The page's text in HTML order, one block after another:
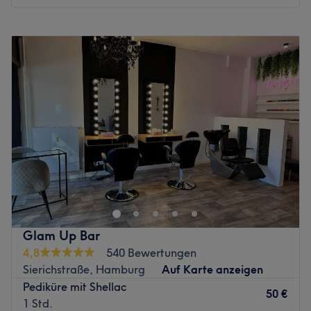
CROWN Schönheits-Expertinnen beraten dich genau
nach den Ansprüchen deiner Haut.
Zurück zur Salonansicht
19:30
19:30
19:30
16:00
Sonntag
Geschlossen
Herzlich willkommen bei Kosmetik-Winterhude, Ihrem
Kosmetikstudio im schönsten Stadtteil Hamburgs. In
Momenten voller Stress und Hektik ist Zeit für Ruhe und
Entspannung extrem wichtig. Genau die Möglichkeit
bietet Ihnen Kosmetik-Winterhude, wo Sie sich eine
Auszeit von der "Bühne des Lebens" nehmen können. Bei
einem Kaffee oder Tee wird ausführlich besprochen,
welche Behandlung am besten zu Ihnen passt. Die
Kosmetikerinnen nehmen sich viel Zeit für Sie, so dass Sie
Glam Up Bar
4,8
540 Bewertungen
Sierichstraße, Hamburg
Auf Karte anzeigen
Pediküre mit Shellac
1 Std.
50 €